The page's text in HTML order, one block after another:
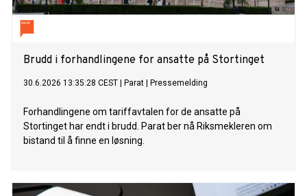
Brudd i forhandlingene for ansatte på Stortinget
30.6.2026 13:35:28 CEST Parat Pressemelding
Forhandlingene om tariffavtalen for de ansatte på
Stortinget har endt i brudd. Parat ber nå Riksmekleren om
bistand til å finne en løsning.